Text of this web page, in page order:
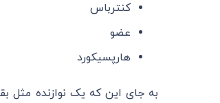
کنترباس
عضو
هارپسیکورد
به جای این که یک نوازنده مثل